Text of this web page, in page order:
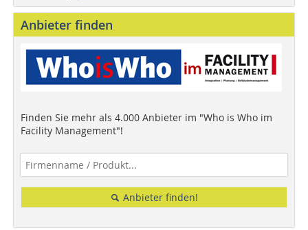
Anbieter finden
Finden Sie mehr als 4.000 Anbieter im "Who is Who im
Facility Management"!
Anbieter finden!